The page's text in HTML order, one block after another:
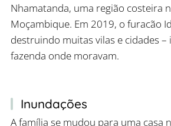
Nhamatanda, uma região costeira
Moçambique. Em 2019, o furacão
destruindo muitas vilas e cidades –
fazenda onde moravam.
Inundações
A família se mudou para uma casa